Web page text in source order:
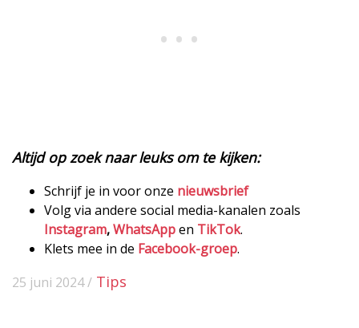
Altijd op zoek naar leuks om te kijken:
Schrijf je in voor onze nieuwsbrief
Volg via andere social media-kanalen zoals
Instagram,WhatsAppen TikTok.
Klets mee in de Facebook-groep.
25 juni 2024 / Tips